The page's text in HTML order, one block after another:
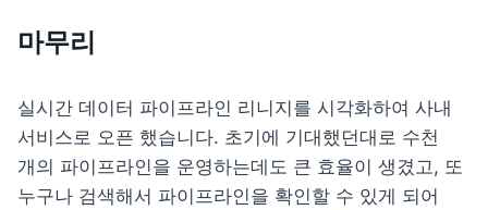
마무리
실시간 데이터 파이프라인 리니지를 시각화하여 사내
서비스로 오픈 했습니다. 초기에 기대했던대로 수천
개의 파이프라인을 운영하는데도 큰 효율이 생겼고, 또
누구나 검색해서 파이프라인을 확인할 수 있게 되어